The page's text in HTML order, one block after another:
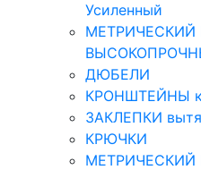
Усиленный
МЕТРИЧЕСКИЙ
ДЮБЕЛИ
КРОНШТЕЙНЫ
ЗАКЛЕПКИ
КРЮЧКИ
МЕТРИЧЕСКИЙ